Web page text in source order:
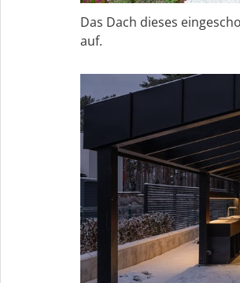
Das Dach dieses
auf.